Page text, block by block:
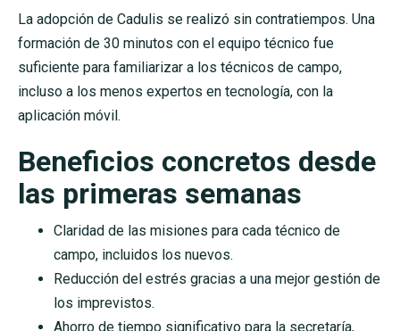
La adopción de Cadulis se realizó sin contratiempos. Una
formación de 30 minutos con el equipo técnico fue
suficiente para familiarizar a los técnicos de campo,
incluso a los menos expertos en tecnología, con la
aplicación móvil.
Beneficios concretos desde
las primeras semanas
Claridad de las misiones para cada técnico de
campo, incluidos los nuevos.
Reducción del estrés gracias a una mejor gestión de
los imprevistos.
Ahorro de tiempo significativo para la secretaría,